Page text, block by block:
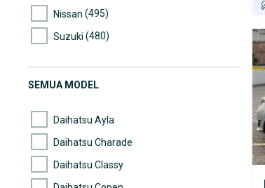
Nissan (495)
Suzuki (480)
Hyundai(199)
SEMUA MODEL
Daihatsu Ayla
Daihatsu Charade
Daihatsu Classy